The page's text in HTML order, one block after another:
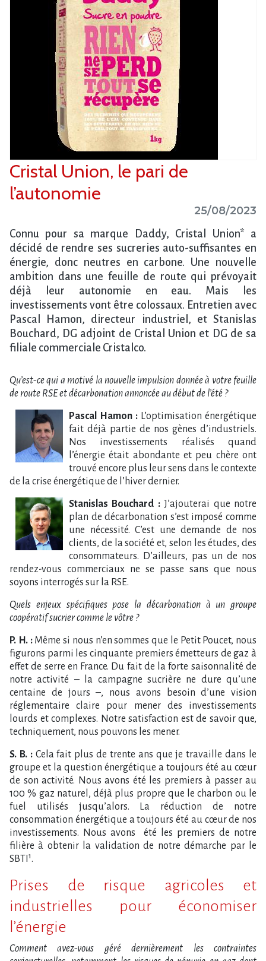
Cristal Union, le pari de
l’autonomie
25/08/2023
Connu pour sa marque Daddy, Cristal Union* a
décidé de rendre ses sucreries auto-suffisantes en
énergie, donc neutres en carbone. Une nouvelle
ambition dans une feuille de route qui prévoyait
déjà leur autonomie en eau. Mais les
investissements vont être colossaux. Entretien avec
Pascal Hamon, directeur industriel, et Stanislas
Bouchard, DG adjoint de Cristal Union et DG de sa
filiale commerciale Cristalco.
Qu’est-ce qui a motivé la nouvelle impulsion donnée à votre feuille
de route RSE et décarbonation annoncée au début de l’été ?
Pascal Hamon : L’optimisation énergétique
fait déjà partie de nos gènes d’industriels.
Nos investissements réalisés quand
l’énergie était abondante et peu chère ont
trouvé encore plus leur sens dans le contexte
de la crise énergétique de l’hiver dernier.
Stanislas Bouchard :J’ajouterai que notre
plan de décarbonation s’est imposé comme
une nécessité. C’est une demande de nos
clients, de la société et, selon les études, des
consommateurs. D’ailleurs, pas un de nos
rendez-vous commerciaux ne se passe sans que nous
soyons interrogés sur la RSE.
Quels enjeux spécifiques pose la décarbonation à un groupe
coopératif sucrier comme le vôtre ?
P. H. :Même si nous n’en sommes que le Petit Poucet, nous
figurons parmi les cinquante premiers émetteurs de gaz à
effet de serre en France. Du fait de la forte saisonnalité de
notre activité – la campagne sucrière ne dure qu’une
centaine de jours –, nous avons besoin d’une vision
réglementaire claire pour mener des investissements
lourds et complexes. Notre satisfaction est de savoir que,
techniquement, nous pouvons les mener.
S. B. : Cela fait plus de trente ans que je travaille dans le
groupe et la question énergétique a toujours été au cœur
de son activité. Nous avons été les premiers à passer au
100 % gaz naturel, déjà plus propre que le charbon ou le
fuel utilisés jusqu’alors. La réduction de notre
consommation énergétique a toujours été au cœur de nos
investissements. Nous avons été les premiers de notre
filière à obtenir la validation de notre démarche par le
SBTI¹.
Prises de risque agricoles et
industrielles pour économiser
l’énergie
Comment avez-vous géré dernièrement les contraintes